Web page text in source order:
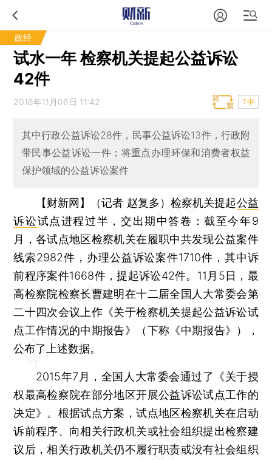
政经
试水一年 检察机关提起公益诉讼
42件
2016年11月06日 11:42 T中
其中行政公益诉讼28件，民事公益诉讼13件，行政附
带民事公益诉讼一件；将重点办理环保和消费者权益
保护领域的公益诉讼案件
【财新网】（记者 赵复多） 检察机关提起公益
诉讼试点进程过半，交出期中答卷：截至今年9
月，各试点地区检察机关在履职中共发现公益案件
线索2982件，办理公益诉讼案件1710件，其中诉
前程序案件1668件，提起诉讼42件。11月5日，最
高检察院检察长曹建明在十二届全国人大常委会第
二十四次会议上作《关于检察机关提起公益诉讼试
点工作情况的中期报告》（下称《中期报告》），
公布了上述数据。
2015年7月，全国人大常委会通过了《关于授
权最高检察院在部分地区开展公益诉讼试点工作的
决定》。根据试点方案，试点地区检察机关在启动
诉前程序、向相关行政机关或社会组织提出检察建
议后，相关行政机关仍不履行职责或没有社会组织